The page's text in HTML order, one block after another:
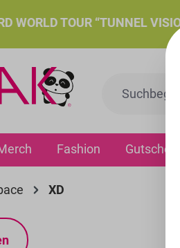
springen
TOUR “TUNNEL
Fashion Gutscheine
XD